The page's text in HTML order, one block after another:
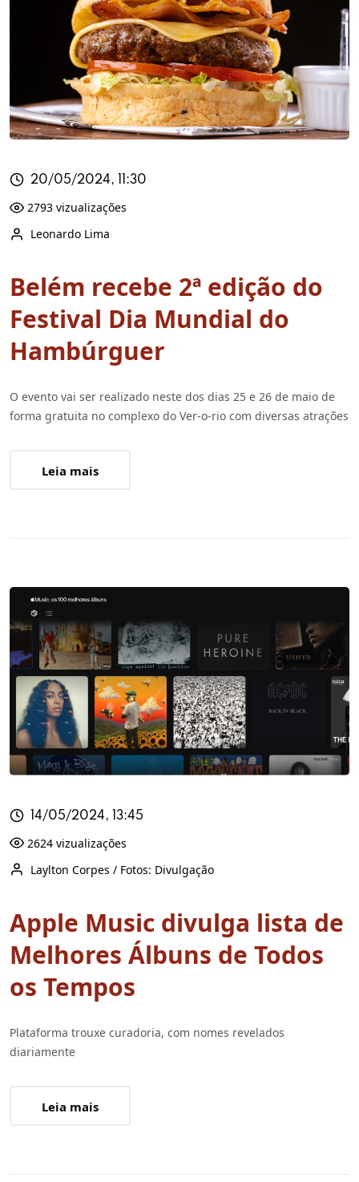
20/05/2024, 11:30
2793 vizualizações
Leonardo Lima
Belém recebe 2ª edição do
Festival Dia Mundial do
Hambúrguer
O evento vai ser realizado neste dos dias 25 e 26 de maio de
forma gratuita no complexo do Ver-o-rio com diversas atrações
Leia mais
14/05/2024, 13:45
2624 vizualizações
Laylton Corpes / Fotos: Divulgação
Apple Music divulga lista de
Melhores Álbuns de Todos
os Tempos
Plataforma trouxe curadoria, com nomes revelados
diariamente
Leia mais